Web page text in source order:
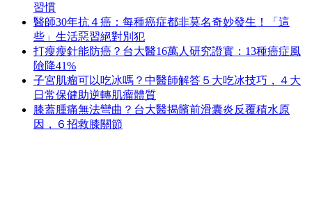
習慣
醫師30年抗４癌：每種癌症都非莫名奇妙發生！「這
些」生活惡習絕對別犯
打瘦瘦針能防癌？台大醫16萬人研究證實：13種癌症風
險降41%
子宮肌瘤可以吃冰嗎？中醫師解答５大吃冰技巧，４大
日常保健助逆轉肌瘤體質
膝蓋腫痛無法彎曲？台大醫揭髕前滑囊炎反覆積水原
因，６招救膝關節